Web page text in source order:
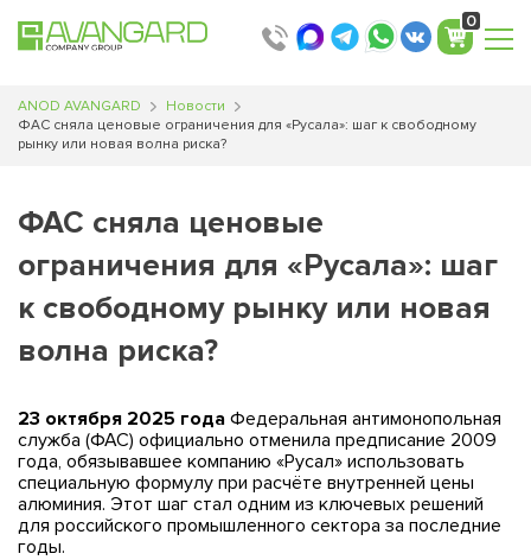
0
ANOD AVANGARD
Новости
ФАС сняла ценовые ограничения для «Русала»: шаг к свободному
рынку или новая волна риска?
ФАС сняла ценовые
ограничения для «Русала»: шаг
к свободному рынку или новая
волна риска?
23 октября 2025 года Федеральная антимонопольная
служба (ФАС) официально отменила предписание 2009
года, обязывавшее компанию «Русал» использовать
специальную формулу при расчёте внутренней цены
алюминия. Этот шаг стал одним из ключевых решений
для российского промышленного сектора за последние
годы.